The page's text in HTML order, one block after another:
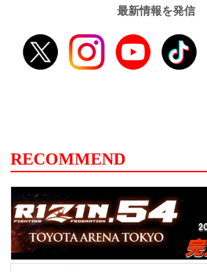
最新情報を発信
RECOMMEND